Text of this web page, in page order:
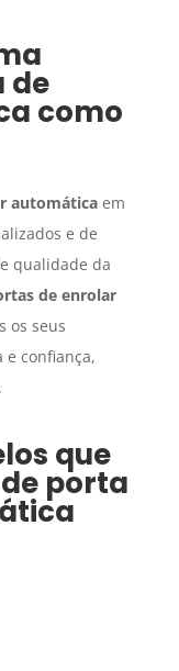
de
como
automáticaem
e de
qualidade da
de enrolar
os seus
confiança,
que
porta